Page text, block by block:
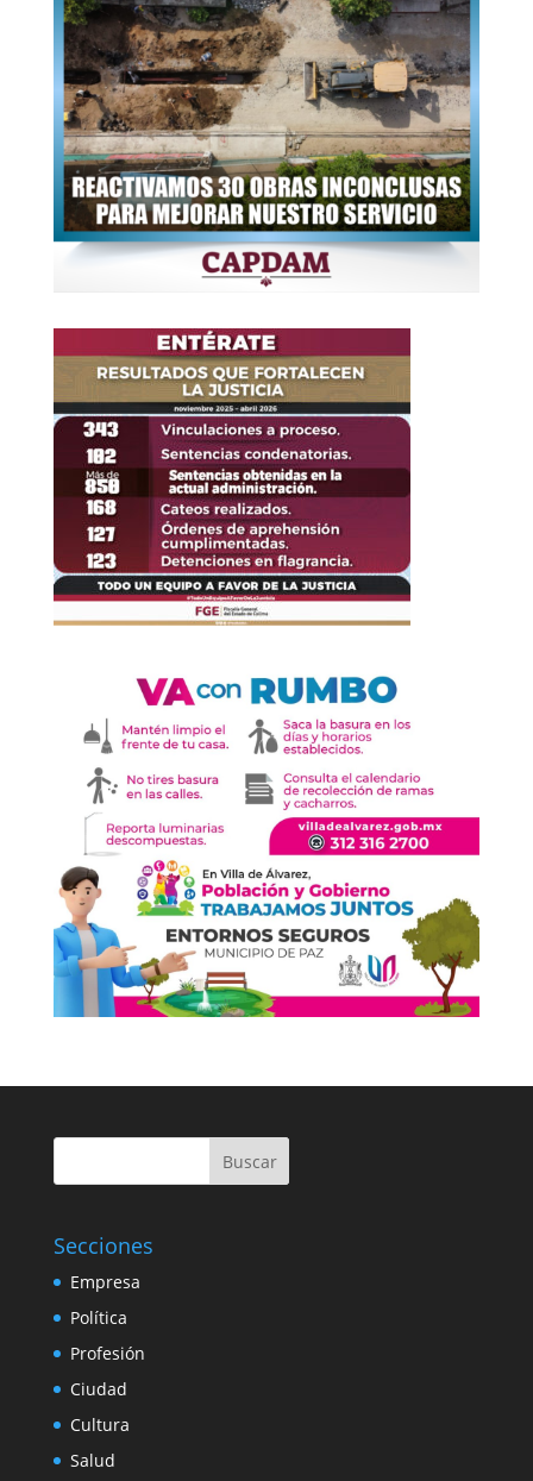
Buscar
Secciones
Empresa
Política
Profesión
Ciudad
Cultura
Salud